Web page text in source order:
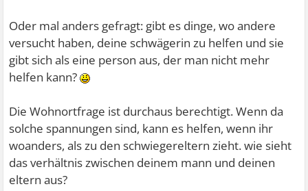
Oder mal anders gefragt: gibt es dinge, wo andere
versucht haben, deine schwägerin zu helfen und sie
gibt sich als eine person aus, der man nicht mehr
helfen kann?
Die Wohnortfrage ist durchaus berechtigt. Wenn da
solche spannungen sind, kann es helfen, wenn ihr
woanders, als zu den schwiegereltern zieht. wie sieht
das verhältnis zwischen deinem mann und deinen
eltern aus?